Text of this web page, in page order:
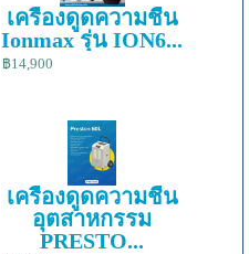
เครื่องดูดความชื้น
Ionmax รุ่น ION6...
฿14,900
เครื่องดูดความชื้น
อุตสาหกรรม
PRESTO...